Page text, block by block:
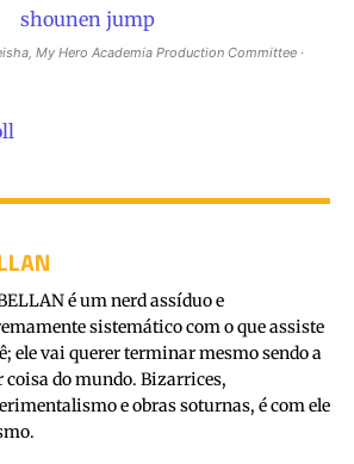
My Hero Academia Production Committee ·
é um nerd assíduo e
sistemático com o que assiste
ele vai querer terminar mesmo sendo a
coisa do mundo. Bizarrices,
e obras soturnas, é com ele